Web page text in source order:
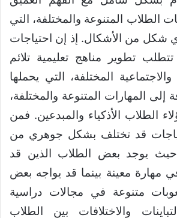
الطلاب المتنوعة والمختلفة، التي
شكل من الأشكال. إذ إن احتياجات
تطوير مناهج تعليمية تلائم
والاجتماعية المختلفة، التي يحملها
إلى المهارات المتنوعة والمختلفة،
الطلاب الأذكياء والمبدعين. فمن
قد تختلف بشكل جوهري من
يوجد بعض الطلاب الذين قد
مهارة معينة بينما قد يواجه بعض
متنوعة في مجالات دراسية
والاختلافات بين الطلاب